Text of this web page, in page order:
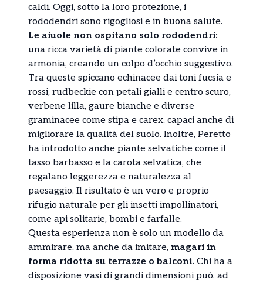
caldi. Oggi, sotto la loro protezione, i
rododendri sono rigogliosi e in buona salute.
Le aiuole non ospitano solo rododendri:
una ricca varietà di piante colorate convive in
armonia, creando un colpo d’occhio suggestivo.
Tra queste spiccano echinacee dai toni fucsia e
rossi, rudbeckie con petali gialli e centro scuro,
verbene lilla, gaure bianche e diverse
graminacee come stipa e carex, capaci anche di
migliorare la qualità del suolo. Inoltre, Peretto
ha introdotto anche piante selvatiche come il
tasso barbasso e la carota selvatica, che
regalano leggerezza e naturalezza al
paesaggio. Il risultato è un vero e proprio
rifugio naturale per gli insetti impollinatori,
come api solitarie, bombi e farfalle.
Questa esperienza non è solo un modello da
ammirare, ma anche da imitare, magari in
forma ridotta su terrazze o balconi. Chi ha a
disposizione vasi di grandi dimensioni può, ad